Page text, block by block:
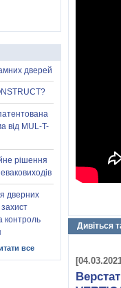
Дивіться
дверей
від MUL-T-
рішення
дверних
контроль
все